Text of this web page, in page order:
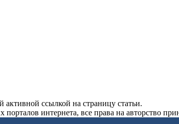
активной ссылкой на страницу статьи.
интернета, все права на авторство